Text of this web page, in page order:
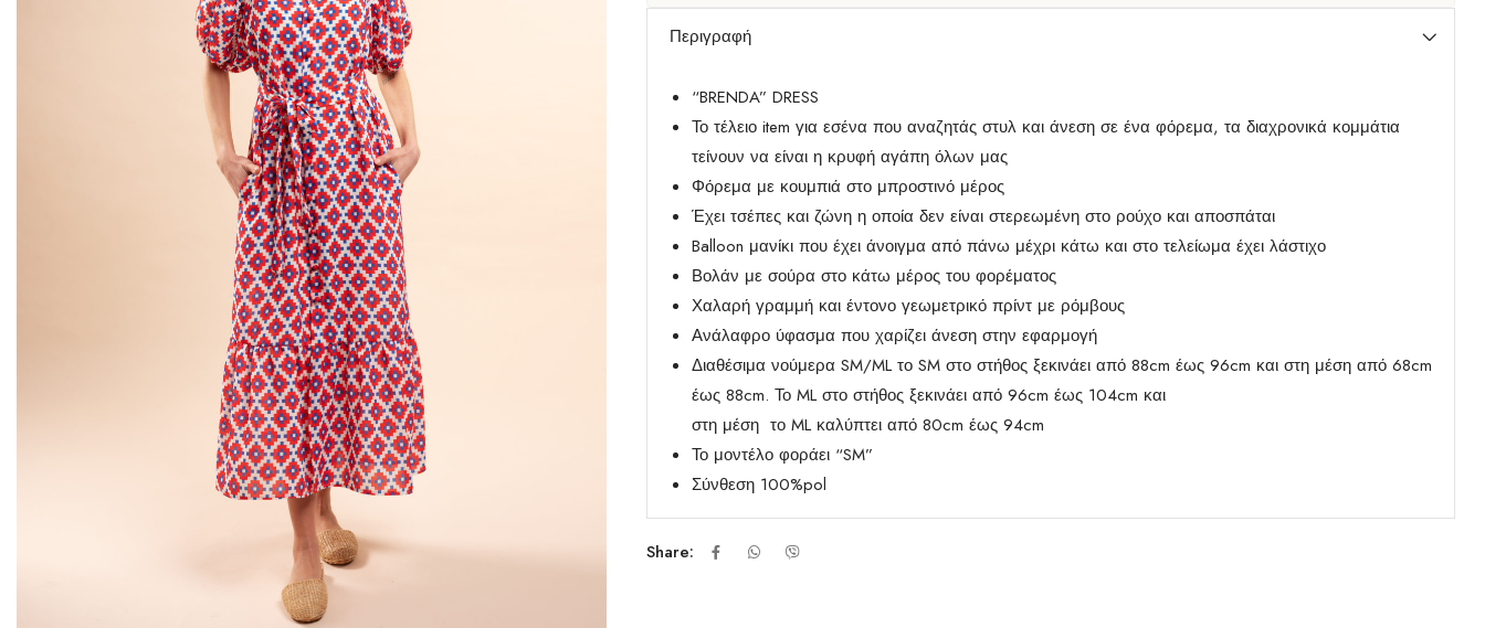
Περιγραφή
“BRENDA” DRESS
Το τέλειο item για εσένα που αναζητάς στυλ και άνεση σε ένα φόρεμα, τα διαχρονικά κομμάτια
τείνουν να είναι η κρυφή αγάπη όλων μας
Φόρεμα με κουμπιά στο μπροστινό μέρος
Έχει τσέπες και ζώνη η οποία δεν είναι στερεωμένη στο ρούχο και αποσπάται
Balloon μανίκι που έχει άνοιγμα από πάνω μέχρι κάτω και στο τελείωμα έχει λάστιχο
Βολάν με σούρα στο κάτω μέρος του φορέματος
Χαλαρή γραμμή και έντονο γεωμετρικό πρίντ με ρόμβους
Ανάλαφρο ύφασμα που χαρίζει άνεση στην εφαρμογή
Διαθέσιμα νούμερα SM/ML το SM στο στήθος ξεκινάει από 88cm έως 96cm και στη μέση από 68cm
έως 88cm. Το ML στο στήθος ξεκινάει από 96cm έως 104cm και
στη μέση το ML καλύπτει από 80cm έως 94cm
Το μοντέλο φοράει “SM”
Σύνθεση 100%pol
Share: